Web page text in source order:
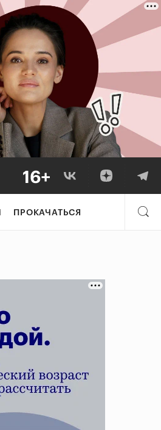
ПРОКАЧАТЬСЯ